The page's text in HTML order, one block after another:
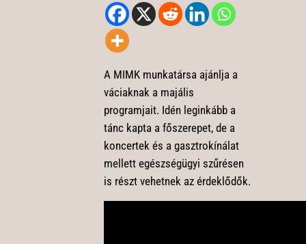
A MIMK munkatársa ajánlja a
váciaknak a majális
programjait. Idén leginkább a
tánc kapta a főszerepet, de a
koncertek és a gasztrokínálat
mellett egészségügyi szűrésen
is részt vehetnek az érdeklődők.